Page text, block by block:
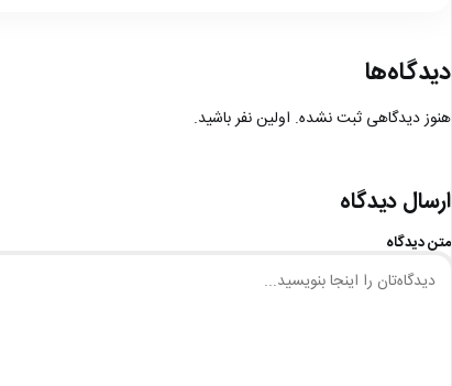
دیدگاه‌ها
هنوز دیدگاهی ثبت نشده. اولین نفر باشید.
ارسال دیدگاه
متن دیدگاه